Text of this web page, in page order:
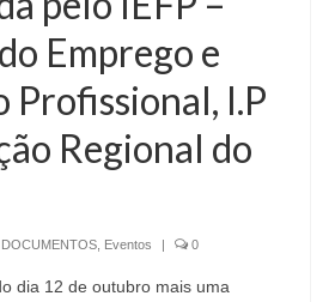
Emprego e
Profissional, I.P
Regional do
DOCUMENTOS Eventos | 0
dia 12 de outubro mais uma